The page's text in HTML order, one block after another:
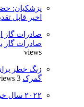
پزشکیان:
اخیر قابل
صادرات گاز
صادرات گاز
views
زنگ خطر
گمرک 3 views
۲۰۲۲ سال خوبی برای فولاد نبود